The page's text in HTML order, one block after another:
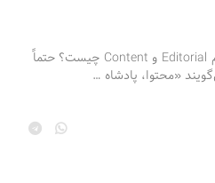
تقویم محتوایی چیست؟ | تفاوت تقویم Editorial و Content چیست؟ حتماً
«محتوا، پادشاه …